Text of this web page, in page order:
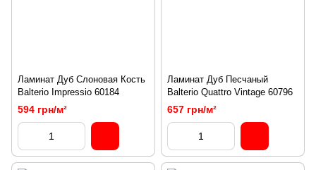
Ламинат Дуб Слоновая Кость
Balterio Impressio 60184
594 грн/м²
Ламинат Дуб Песчаный
Balterio Quattro Vintage 60796
657 грн/м²